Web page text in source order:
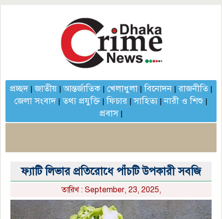
প্রচ্ছদ|জাতীয়|আন্তর্জাতিক| খেলাধুলা|বিনোদন|রাজনীতি|
জেলা সংবাদ|তথ্য প্রযুক্তি |ফিচার |সাহিত্য|নারী ও শিশু |
প্রবাস|
ফ্যাটি লিভার প্রতিরোধে পাঁচটি উপকারী সবজি
তারিখ : September, 23, 2025,